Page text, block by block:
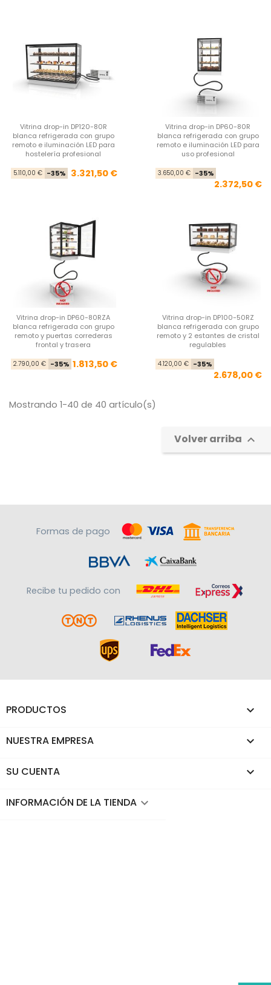
Vitrina drop-in DP120-80R
blanca refrigerada con grupo
remoto e iluminación LED para
hostelería profesional
Precio base
5.110,00 € -35% Precio
3.321,50 €
Vitrina drop-in DP60-80R
blanca refrigerada con grupo
remoto e iluminación LED para
uso profesional
3.650,00 € -35%
2.372,50 €
Vitrina drop-in DP60-80RZA
blanca refrigerada con grupo
remoto y puertas correderas
frontal y trasera
Precio base
2.790,00 € -35% Precio
1.813,50 €
Vitrina drop-in DP100-50RZ
blanca refrigerada con grupo
remoto y 2 estantes de cristal
regulables
4.120,00 € -35%
2.678,00 €
Mostrando 1-40 de 40 artículo(s)
Volver arriba 
Formas de pago
Recibe tu pedido con
PRODUCTOS 
NUESTRA EMPRESA 
SU CUENTA 
INFORMACIÓN DE LA TIENDA keyboard_arrow_down